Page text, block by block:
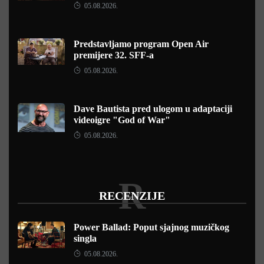
05.08.2026.
Predstavljamo program Open Air
premijere 32. SFF-a
05.08.2026.
Dave Bautista pred ulogom u adaptaciji
videoigre "God of War"
05.08.2026.
RECENZIJE
R
Power Ballad: Poput sjajnog muzičkog
singla
05.08.2026.